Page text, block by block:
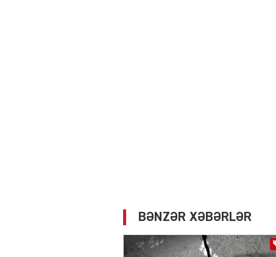
BƏNZƏR XƏBƏRLƏR